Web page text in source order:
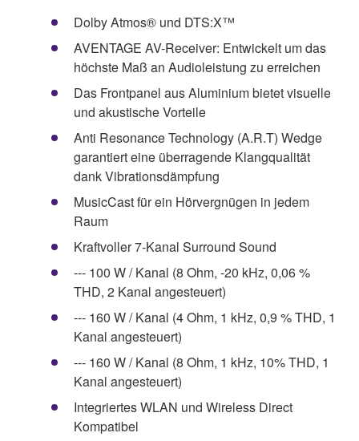
Dolby Atmos® und DTS:X™
AVENTAGE AV-Receiver: Entwickelt um das
höchste Maß an Audioleistung zu erreichen
Das Frontpanel aus Aluminium bietet visuelle
und akustische Vorteile
Anti Resonance Technology (A.R.T) Wedge
garantiert eine überragende Klangqualität
dank Vibrationsdämpfung
MusicCast für ein Hörvergnügen in jedem
Raum
Kraftvoller 7-Kanal Surround Sound
--- 100 W / Kanal (8 Ohm, -20 kHz, 0,06 %
THD, 2 Kanal angesteuert)
--- 160 W / Kanal (4 Ohm, 1 kHz, 0,9 % THD, 1
Kanal angesteuert)
--- 160 W / Kanal (8 Ohm, 1 kHz, 10% THD, 1
Kanal angesteuert)
Integriertes WLAN und Wireless Direct
Kompatibel